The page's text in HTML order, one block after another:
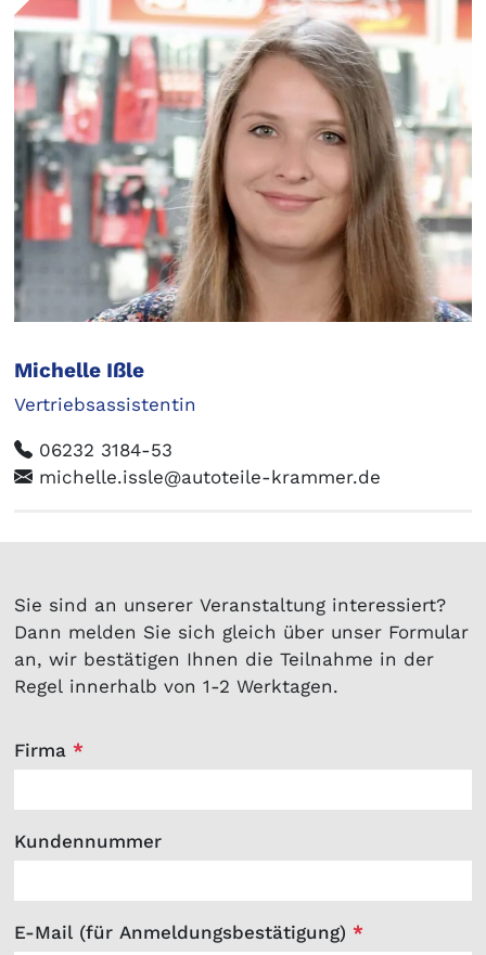
Michelle Ißle
Vertriebsassistentin
06232 3184-53
michelle.issle@autoteile-krammer.de
Sie sind an unserer Veranstaltung interessiert?
Dann melden Sie sich gleich über unser Formular
an, wir bestätigen Ihnen die Teilnahme in der
Regel innerhalb von 1-2 Werktagen.
Firma *
Kundennummer
E-Mail (für Anmeldungsbestätigung) *